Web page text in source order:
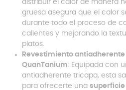
distribuir el calor de manera
gruesa asegura que el calor
durante todo el proceso de
calientes y mejorando la
platos.
Revestimiento
QuanTanium: Equipada con
antiadherente tricapa, esta
para ofrecerte una superficie